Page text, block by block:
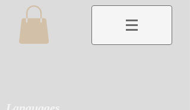
Languages